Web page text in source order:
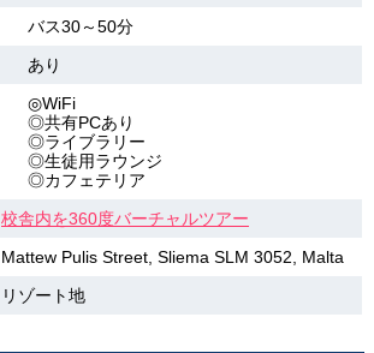
バス30～50分
あり
◎WiFi
◎共有PCあり
◎ライブラリー
◎生徒用ラウンジ
◎カフェテリア
校舎内を360度バーチャルツアー
Mattew Pulis Street, Sliema SLM 3052, Malta
リゾート地